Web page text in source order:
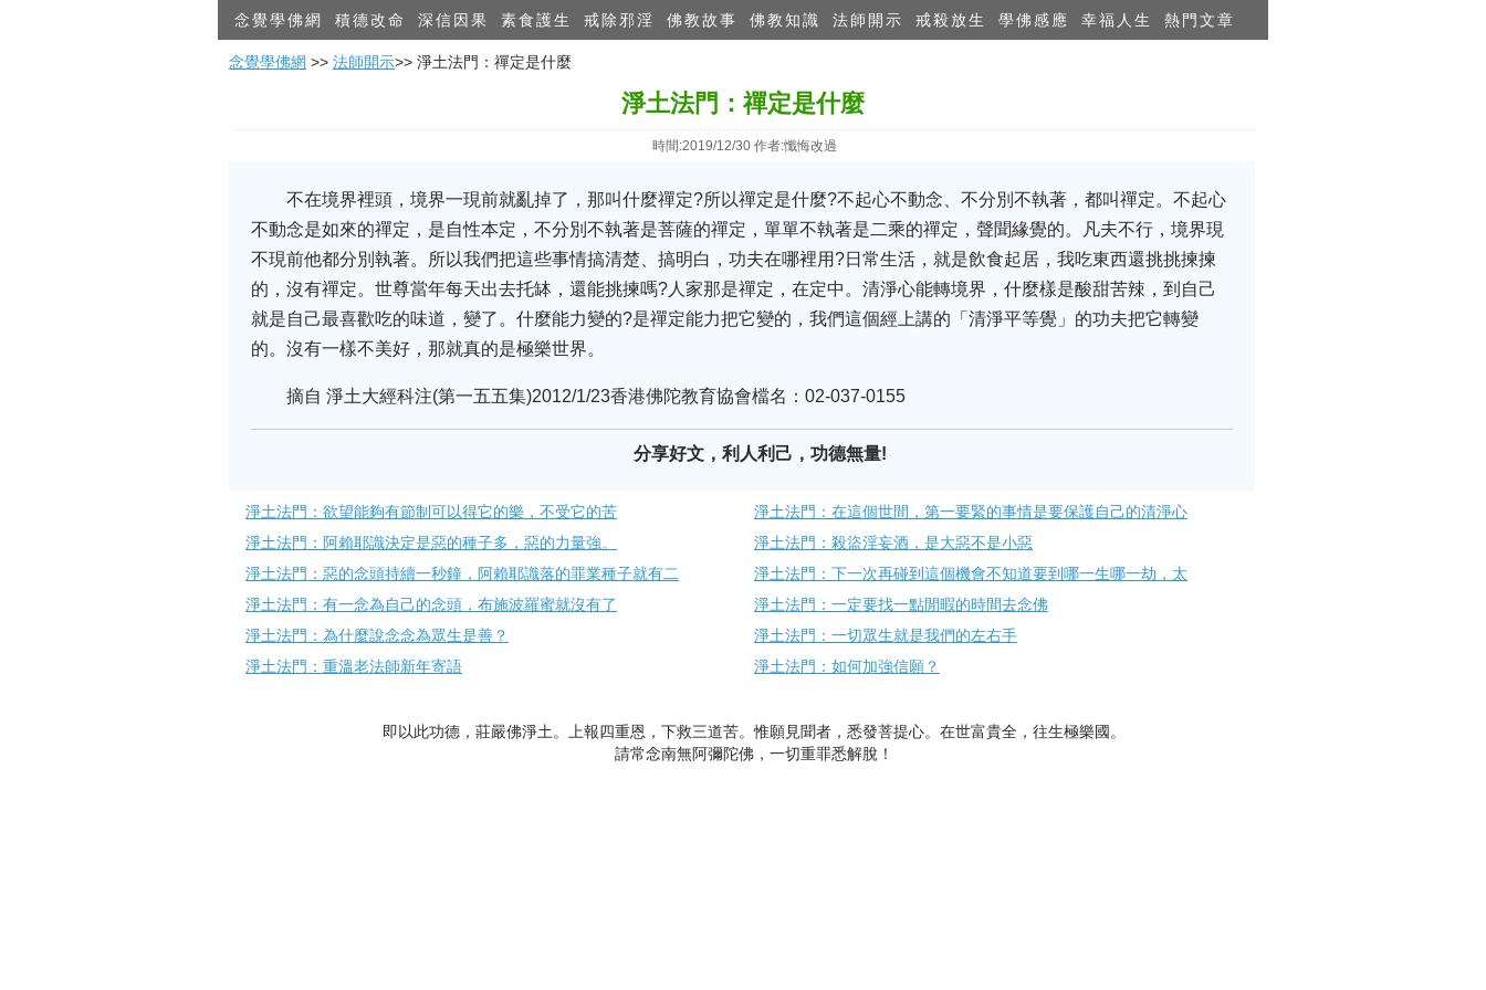
念覺學佛網 積德改命 深信因果 素食護生 戒除邪淫 佛教故事 佛教知識 法師開示 戒殺放生 學佛感應 幸福人生 熱門文章
念覺學佛網 >> 法師開示>> 淨土法門：禪定是什麼
淨土法門：禪定是什麼
時間:2019/12/30 作者:懺悔改過
不在境界裡頭，境界一現前就亂掉了，那叫什麼禪定?所以禪定是什麼?不起心不動念、不分別不執著，都叫禪定。不起心
不動念是如來的禪定，是自性本定，不分別不執著是菩薩的禪定，單單不執著是二乘的禪定，聲聞緣覺的。凡夫不行，境界現
不現前他都分別執著。所以我們把這些事情搞清楚、搞明白，功夫在哪裡用?日常生活，就是飲食起居，我吃東西還挑挑揀揀
的，沒有禪定。世尊當年每天出去托缽，還能挑揀嗎?人家那是禪定，在定中。清淨心能轉境界，什麼樣是酸甜苦辣，到自己
就是自己最喜歡吃的味道，變了。什麼能力變的?是禪定能力把它變的，我們這個經上講的「清淨平等覺」的功夫把它轉變
的。沒有一樣不美好，那就真的是極樂世界。
摘自 淨土大經科注(第一五五集)2012/1/23香港佛陀教育協會檔名：02-037-0155
分享好文，利人利己，功德無量!
淨土法門：欲望能夠有節制可以得它的樂，不受它的苦
淨土法門：在這個世間，第一要緊的事情是要保護自己的清淨心
淨土法門：阿賴耶識決定是惡的種子多，惡的力量強。
淨土法門：殺盜淫妄酒，是大惡不是小惡
淨土法門：惡的念頭持續一秒鐘，阿賴耶識落的罪業種子就有二
淨土法門：下一次再碰到這個機會不知道要到哪一生哪一劫，太
淨土法門：有一念為自己的念頭，布施波羅蜜就沒有了
淨土法門：一定要找一點閒暇的時間去念佛
淨土法門：為什麼說念念為眾生是善？
淨土法門：一切眾生就是我們的左右手
淨土法門：重溫老法師新年寄語
淨土法門：如何加強信願？
即以此功德，莊嚴佛淨土。上報四重恩，下救三道苦。惟願見聞者，悉發菩提心。在世富貴全，往生極樂國。
請常念南無阿彌陀佛，一切重罪悉解脫！